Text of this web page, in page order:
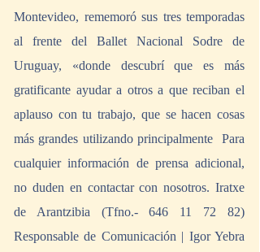
Montevideo, rememoró sus tres temporadas
al frente del Ballet Nacional Sodre de
Uruguay, «donde descubrí que es más
gratificante ayudar a otros a que reciban el
aplauso con tu trabajo, que se hacen cosas
más grandes utilizando principalmente  Para
cualquier información de prensa adicional,
no duden en contactar con nosotros. Iratxe
de Arantzibia (Tfno.- 646 11 72 82)
Responsable de Comunicación | Igor Yebra